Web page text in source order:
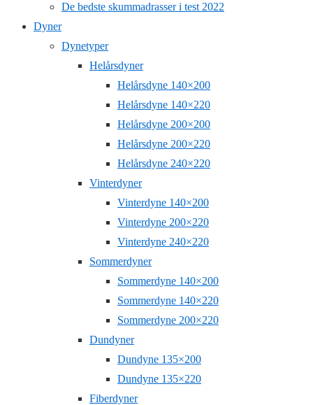
De bedste skummadrasser i test 2022
Dyner
Dynetyper
Helårsdyner
Helårsdyne 140×200
Helårsdyne 140×220
Helårsdyne 200×200
Helårsdyne 200×220
Helårsdyne 240×220
Vinterdyner
Vinterdyne 140×200
Vinterdyne 200×220
Vinterdyne 240×220
Sommerdyner
Sommerdyne 140×200
Sommerdyne 140×220
Sommerdyne 200×220
Dundyner
Dundyne 135×200
Dundyne 135×220
Fiberdyner